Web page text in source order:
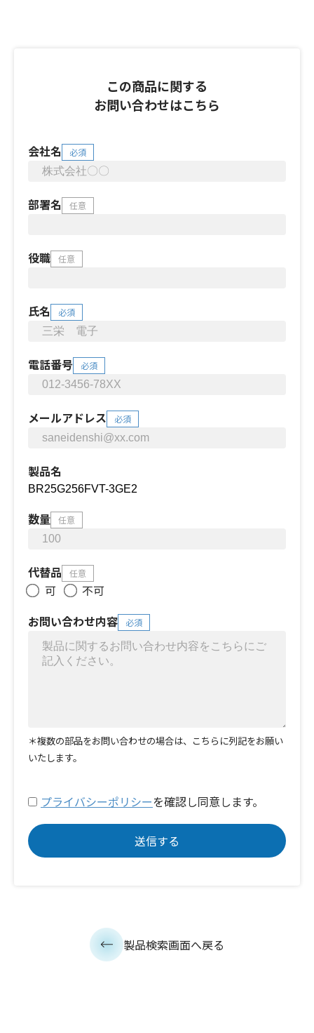
この商品に関する
お問い合わせはこちら
会社名 必須
部署名 任意
役職 任意
氏名 必須
電話番号 必須
メールアドレス 必須
製品名
数量 任意
代替品 任意
可
不可
お問い合わせ内容
必須
＊複数の部品をお問い合わせの場合は、こちらに列記をお願い
いたします。
プライバシーポリシーを確認し同意します。
製品検索画面へ戻る